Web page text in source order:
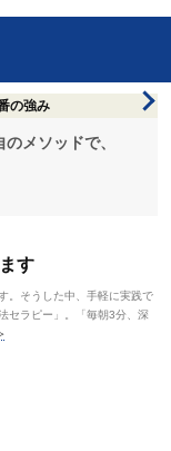
の強み
メソッドで、
す
。そうした中、手軽に実践で
セラピー」。「毎朝3分、深